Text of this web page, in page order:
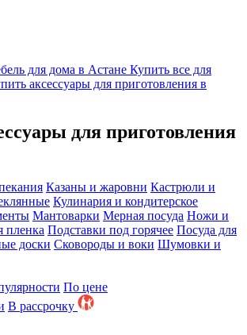
для дома в Астане Купить все для
аксессуары для приготовления в
для приготовления
Казаны и жаровни Кастрюли и
Кулинария и кондитерское
Мантоварки Мерная посуда Ножи и
пленка Подставки под горячее Посуда для
доски Сковороды и воки Шумовки и
По цене
B рассрочку